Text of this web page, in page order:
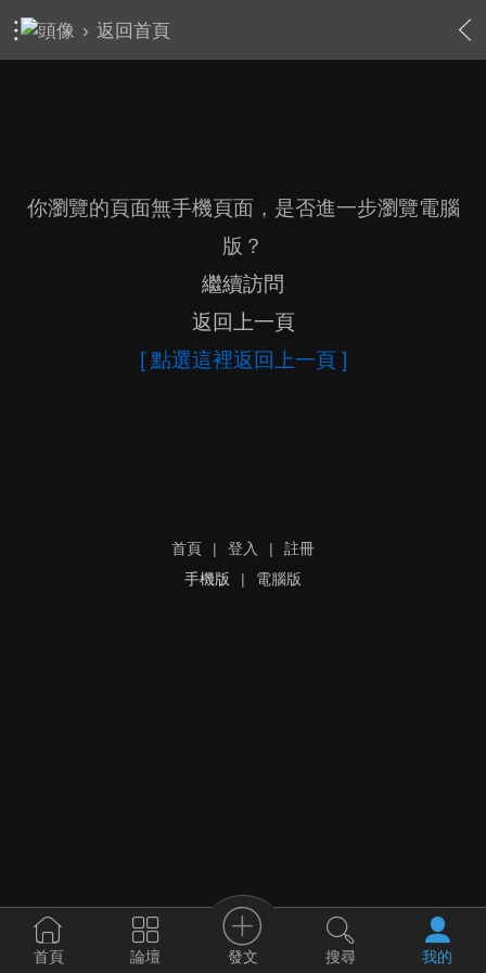
› 返回首頁
你瀏覽的頁面無手機頁面，是否進一步瀏覽電腦
版？
繼續訪問
返回上一頁
[ 點選這裡返回上一頁 ]
首頁 | 登入 |
註冊
手機版
| 電腦版
首頁 論壇 發文 搜尋 我的